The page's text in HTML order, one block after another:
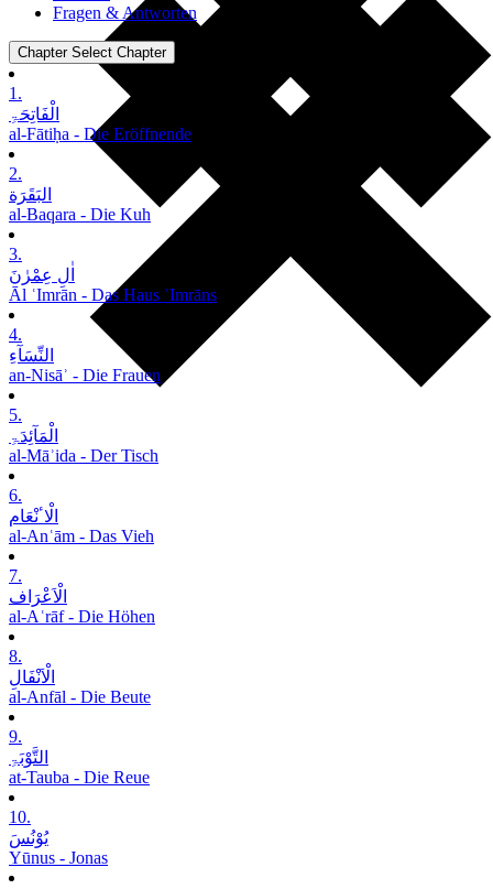
Fragen & Antworten
Chapter Select Chapter
1.
الْفَاتِحَۃِ
al-Fātiḥa - Die Eröffnende
2.
البَقَرَة
al-Baqara - Die Kuh
3.
اٰلِ عِمْرٰنَ
Āl ʿImrān - Das Haus ʿImrāns
4.
النِّسَآءِ
an-Nisāʾ - Die Frauen
5.
الْمَآئِدَۃِ
al-Māʾida - Der Tisch
6.
الْاٴنْعَام
al-Anʿām - Das Vieh
7.
الْاَعْرَاف
al-Aʿrāf - Die Höhen
8.
الْاَنْفَالِ
al-Anfāl - Die Beute
9.
التَّوْبَۃِ
at-Tauba - Die Reue
10.
یُوْنُسَ
Yūnus - Jonas